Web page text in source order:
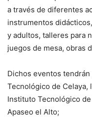
a través de diferentes
instrumentos
y adultos, talleres para
juegos de mesa, obras
Dichos eventos
Tecnológico de Celaya,
Instituto Tecnológico
Apaseo el Alto;